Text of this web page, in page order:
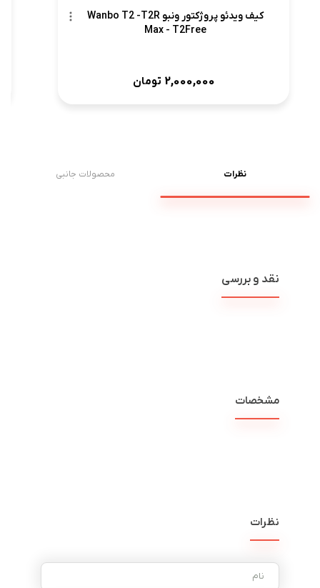
کیف ویدئو پروژکتور ونبو Wanbo T2 -T2R
Max - T2Free
2,000,000 تومان
نظرات محصولات جانبی
نقد و بررسی
مشخصات
نظرات